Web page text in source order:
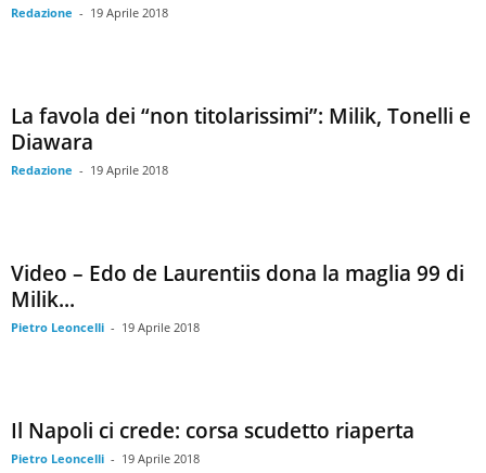
Redazione - 19 Aprile 2018
La favola dei “non titolarissimi”: Milik, Tonelli e
Diawara
Redazione - 19 Aprile 2018
Video – Edo de Laurentiis dona la maglia 99 di
Milik...
Pietro Leoncelli - 19 Aprile 2018
Il Napoli ci crede: corsa scudetto riaperta
Pietro Leoncelli - 19 Aprile 2018